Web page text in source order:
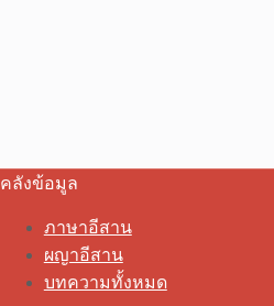
คลังข้อมูล
ภาษาอีสาน
ผญาอีสาน
บทความทั้งหมด